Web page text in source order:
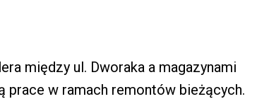
między ul. Dworaka a magazynami
prace w ramach remontów bieżących.